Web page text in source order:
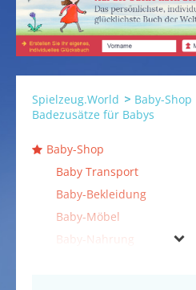
Spielzeug.World Baby-Shop
Badezusätze für Babys
Baby-Shop
Baby Transport
Baby-Bekleidung
Baby-Möbel
Baby-Nahrung